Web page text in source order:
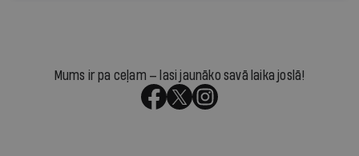
Mums ir pa ceļam — lasi jaunāko savā laika joslā!